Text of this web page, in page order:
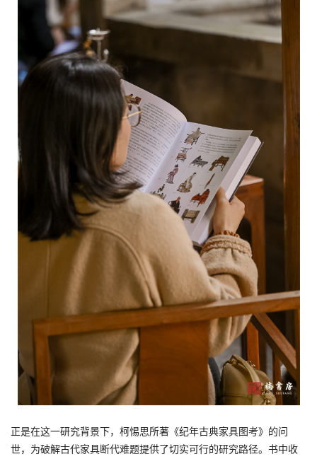
正是在这一研究背景下，柯惕思所著《纪年古典家具图考》的问
世，为破解古代家具断代难题提供了切实可行的研究路径。书中收